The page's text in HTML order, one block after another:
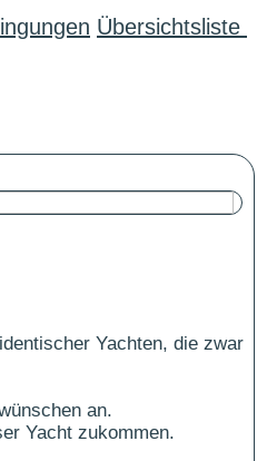
Übersichtsliste
Yachten, die zwar
an.
Yacht zukommen.